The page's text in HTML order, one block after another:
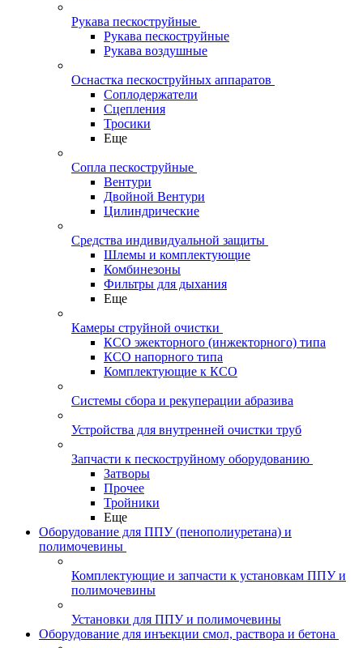
Рукава пескоструйные
Рукава пескоструйные
Рукава воздушные
Оснастка пескоструйных аппаратов
Соплодержатели
Сцепления
Тросики
Еще
Сопла пескоструйные
Вентури
Двойной Вентури
Цилиндрические
Средства индивидуальной защиты
Шлемы и комплектующие
Комбинезоны
Фильтры для дыхания
Еще
Камеры струйной очистки
КСО эжекторного (инжекторного) типа
КСО напорного типа
Комплектующие к КСО
Системы сбора и рекуперации абразива
Устройства для внутренней очистки труб
Запчасти к пескоструйному оборудованию
Затворы
Прочее
Тройники
Еще
Оборудование для ППУ (пенополиуретана) и
полимочевины
Комплектующие и запчасти к установкам ППУ и
полимочевины
Установки для ППУ и полимочевины
Оборудование для инъекции смол, раствора и бетона